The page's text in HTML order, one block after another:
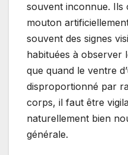
souvent inconnue. Ils
mouton
souvent des signes
habituées à observer
que quand le ventre
disproportionné par
corps, il faut être
naturellement bien
générale.